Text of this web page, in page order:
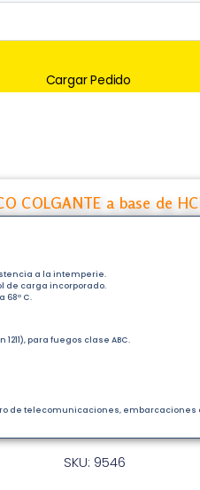
Cargar Pedido
COLGANTE a base de
a la intemperie.
de carga incorporado.
68º C.
para fuegos clase ABC.
de telecomunicaciones, embarcaciones
SKU: 9546